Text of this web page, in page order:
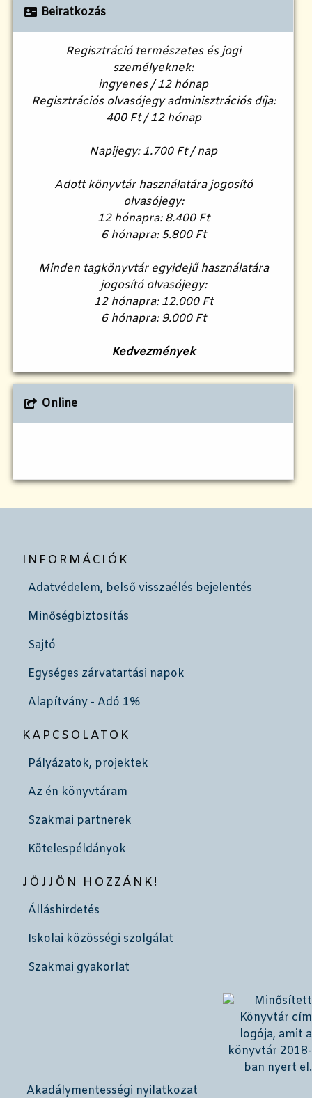
Beiratkozás
Regisztráció természetes és jogi
személyeknek:
ingyenes / 12 hónap
Regisztrációs olvasójegy adminisztrációs díja:
400 Ft / 12 hónap
Napijegy: 1.700 Ft / nap
Adott könyvtár használatára jogosító
olvasójegy:
12 hónapra: 8.400 Ft
6 hónapra: 5.800 Ft
Minden tagkönyvtár egyidejű használatára
jogosító olvasójegy:
12 hónapra: 12.000 Ft
6 hónapra: 9.000 Ft
Kedvezmények
Online
INFORMÁCIÓK
Adatvédelem, belső visszaélés bejelentés
Minőségbiztosítás
Sajtó
Egységes zárvatartási napok
Alapítvány - Adó 1%
KAPCSOLATOK
Pályázatok, projektek
Az én könyvtáram
Szakmai partnerek
Kötelespéldányok
JÖJJÖN HOZZÁNK!
Álláshirdetés
Iskolai közösségi szolgálat
Szakmai gyakorlat
Akadálymentességi nyilatkozat